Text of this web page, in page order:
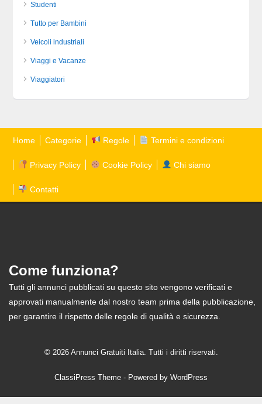
Studenti
Tutto per Bambini
Veicoli industriali
Viaggi e Vacanze
Viaggiatori
Home Categorie Regole Termini e condizioni
Privacy Policy Cookie Policy Chi siamo
Contatti
Come funziona?
Tutti gli annunci pubblicati su questo sito vengono verificati e
approvati manualmente dal nostro team prima della pubblicazione,
per garantire il rispetto delle regole di qualità e sicurezza.
© 2026 Annunci Gratuiti Italia. Tutti i diritti riservati.
ClassiPress Theme - Powered by WordPress